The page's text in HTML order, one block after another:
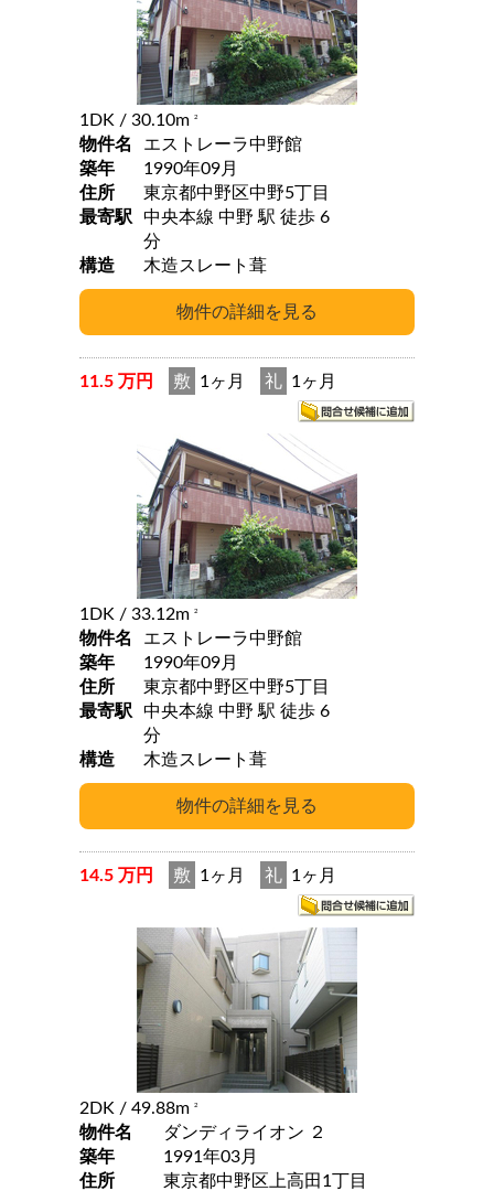
1DK / 30.10m 2
物件名
エストレーラ中野館
築年
1990年09月
住所
東京都中野区中野5丁目
最寄駅
中央本線 中野 駅 徒歩 6
分
構造
木造スレート葺
11.5 万円 敷 1ヶ月 礼 1ヶ月
1DK / 33.12m 2
物件名
エストレーラ中野館
築年
1990年09月
住所
東京都中野区中野5丁目
最寄駅
中央本線 中野 駅 徒歩 6
分
構造
木造スレート葺
14.5 万円 敷 1ヶ月 礼 1ヶ月
2DK / 49.88m 2
物件名
ダンディライオン ２
築年
1991年03月
住所
東京都中野区上高田1丁目